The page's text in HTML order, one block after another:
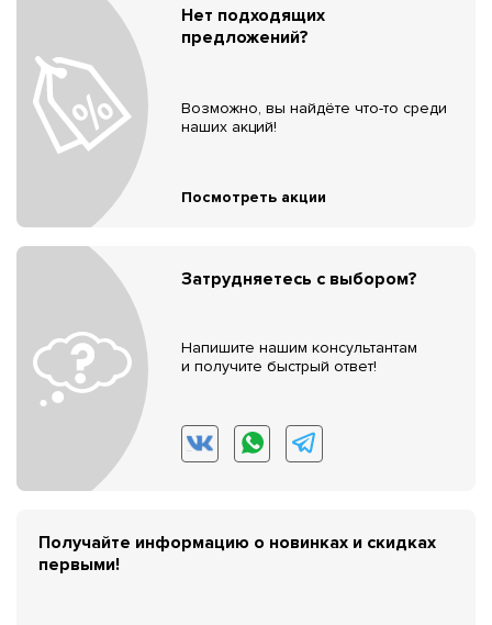
Нет подходящих
предложений?
Возможно, вы найдёте что-то среди
наших акций!
Посмотреть акции
Затрудняетесь с выбором?
Напишите нашим консультантам
и получите быстрый ответ!
Получайте информацию о новинках и скидках
первыми!